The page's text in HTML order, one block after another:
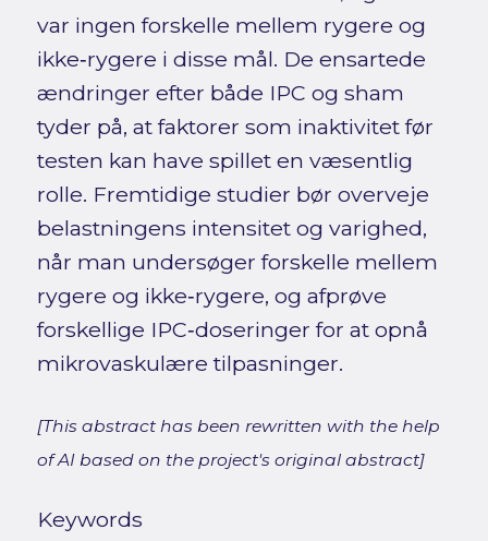
var ingen forskelle mellem rygere og
ikke‑rygere i disse mål. De ensartede
ændringer efter både IPC og sham
tyder på, at faktorer som inaktivitet før
testen kan have spillet en væsentlig
rolle. Fremtidige studier bør overveje
belastningens intensitet og varighed,
når man undersøger forskelle mellem
rygere og ikke‑rygere, og afprøve
forskellige IPC‑doseringer for at opnå
mikrovaskulære tilpasninger.
[This abstract has been rewritten with the help
of AI based on the project's original abstract]
Keywords